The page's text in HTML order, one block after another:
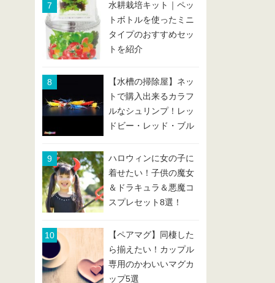
水耕栽培キット｜ペッ
トボトルを使ったミニ
タイプのおすすめセッ
トを紹介
【水槽の掃除屋】ネッ
トで購入出来るカラフ
ルなシュリンプ！レッ
ドビー・レッド・ブル
め
ハロウィンに女の子に
着せたい！子供の魔女
＆ドラキュラ＆悪魔コ
スプレセット8選！
【ペアマグ】同棲した
ら揃えたい！カップル
専用のかわいいマグカ
ップ5選